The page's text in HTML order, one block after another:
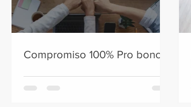
Compromiso 100% Pro bono